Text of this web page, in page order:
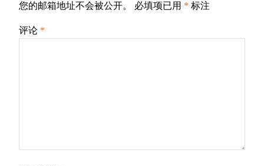
您的邮箱地址不会被公开。 必填项已用 * 标注
评论 *